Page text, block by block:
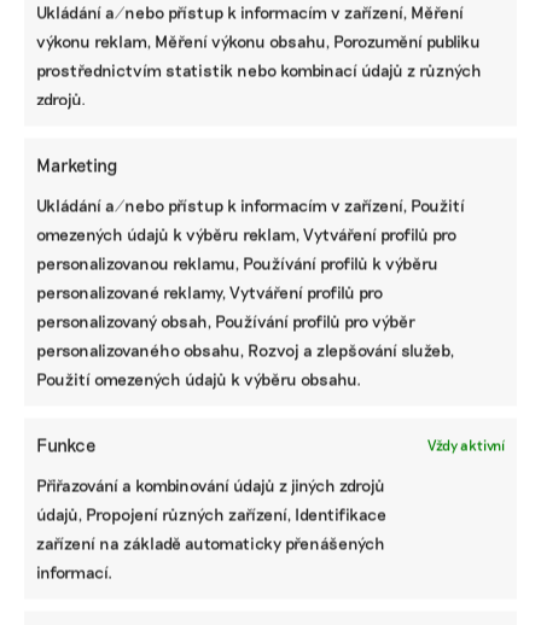
Ukládání a/nebo přístup k informacím v zařízení, Měření
výkonu reklam, Měření výkonu obsahu, Porozumění publiku
prostřednictvím statistik nebo kombinací údajů z různých
zdrojů.
Marketing
Ukládání a/nebo přístup k informacím v zařízení, Použití
omezených údajů k výběru reklam, Vytváření profilů pro
personalizovanou reklamu, Používání profilů k výběru
personalizované reklamy, Vytváření profilů pro
personalizovaný obsah, Používání profilů pro výběr
personalizovaného obsahu, Rozvoj a zlepšování služeb,
Použití omezených údajů k výběru obsahu.
Funkce Vždy aktivní
Přiřazování a kombinování údajů z jiných zdrojů
údajů, Propojení různých zařízení, Identifikace
zařízení na základě automaticky přenášených
informací.
REMA Systém slaví 20 let na trhu. Nabízí
unikátní přístup ke sběru elektroodpadu,
říká David Chytil
Za dvě dekády se stala jedním z hlavních hráčů na poli
recyklace elektroodpadu. Společnost REMA Systém jen v
loňském roce pomohla vysbírat přes 30 tisíc tun
vysloužilých elektrozařízení po celém Česku.
REMA Systém Odpady |
REMA